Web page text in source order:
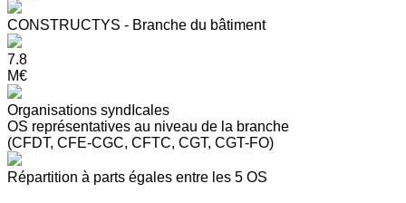
CONSTRUCTYS - Branche du bâtiment
7.8
M€
Organisations syndIcales
OS représentatives au niveau de la branche
(CFDT, CFE-CGC, CFTC, CGT, CGT-FO)
Répartition à parts égales entre les 5 OS